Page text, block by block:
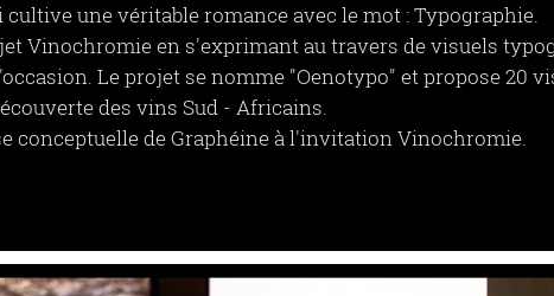
une véritable romance avec le mot : Typographie.
Vinochromie en s'exprimant au travers de visuels
Le projet se nomme "Oenotypo" et propose 20
des vins Sud - Africains.
conceptuelle de Graphéine à l'invitation Vinochromie.